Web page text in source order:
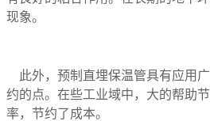
现象。
此外，预制直埋保温管具有应用
约的点。在些工业域中，大的帮助
率，节约了成本。